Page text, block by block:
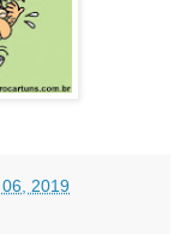
2019